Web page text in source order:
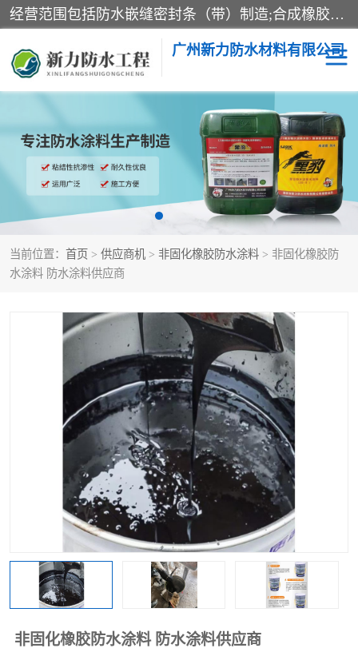
经营范围包括防水嵌缝密封条（带）制造;合成橡胶制造（监控化学品、危险化学品除外）;沥青混合物制造;防水胶粘带制造;其他合成材料制造（监控化学品、危险化学品除外）;涂料制造（监控化学品、危险化学品除外）;建筑结构防水补漏;防水建筑材料制造;粘合剂制造（监控化学品、危险化学品除外）;涂料零售;广州新力防水材料有限公司具有1处分支机构。
广州新力防水材料有限公司
当前位置： 首页 > 供应商机 > 非固化橡胶防水涂料 > 非固化橡胶防
水涂料 防水涂料供应商
非固化橡胶防水涂料 防水涂料供应商
黑豹防水胶 建筑108胶水
乳化沥青防水涂料 自粘卷材
非固化橡胶防水涂料